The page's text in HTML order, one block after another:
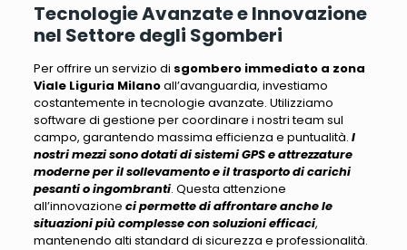
Tecnologie Avanzate e Innovazione
nel Settore degli Sgomberi
Per offrire un servizio di sgombero immediato a zona
Viale Liguria Milanoall’avanguardia, investiamo
costantemente in tecnologie avanzate. Utilizziamo
software di gestione per coordinare i nostri team sul
campo, garantendo massima efficienza e puntualità. I
nostri mezzi sono dotati di sistemi GPS e attrezzature
moderneper il sollevamento e il trasporto di carichi
pesanti o ingombranti. Questa attenzione
all’innovazione ci permette di affrontare anche le
situazioni più complesse con soluzioni efficaci,
mantenendo alti standard di sicurezza e professionalità.